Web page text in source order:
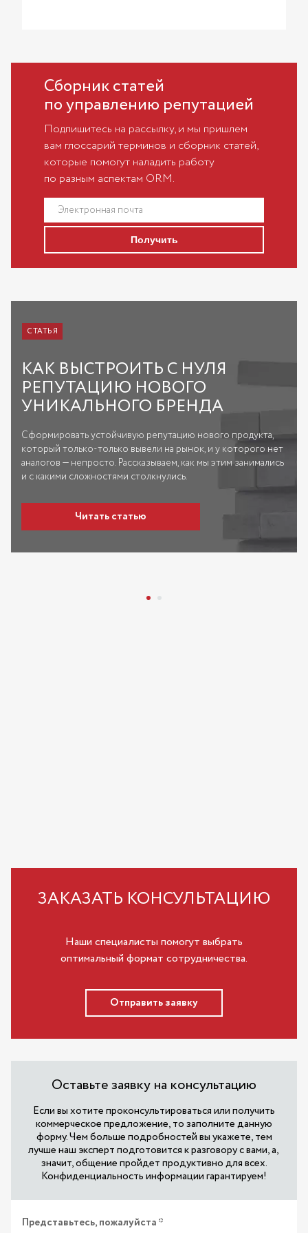
Сборник статей
по управлению репутацией
Подпишитесь на рассылку, и мы пришлем
вам глоссарий терминов и сборник статей,
которые помогут наладить работу
по разным аспектам ORM.
Получить
СТАТЬЯ
КАК ВЫСТРОИТЬ С НУЛЯ
РЕПУТАЦИЮ НОВОГО
УНИКАЛЬНОГО БРЕНДА
Сформировать устойчивую репутацию нового продукта,
который только-только вывели на рынок, и у которого нет
аналогов — непросто. Рассказываем, как мы этим занимались
и с какими сложностями столкнулись.
Читать статью
ЗАКАЗАТЬ КОНСУЛЬТАЦИЮ
Наши специалисты помогут выбрать
оптимальный формат сотрудничества.
Отправить заявку
Оставьте заявку на консультацию
Если вы хотите проконсультироваться или получить
коммерческое предложение, то заполните данную
форму. Чем больше подробностей вы укажете, тем
лучше наш эксперт подготовится к разговору с вами, а,
значит, общение пройдет продуктивно для всех.
Конфиденциальность информации гарантируем!
Представьтесь, пожалуйста